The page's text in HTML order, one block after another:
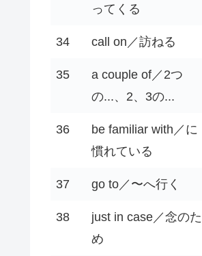
ってくる
34 call on／訪ねる
35
a couple of／2つ
の...、2、3の...
36
be familiar with／に
慣れている
37 go to／〜へ行く
38
just in case／念のた
め